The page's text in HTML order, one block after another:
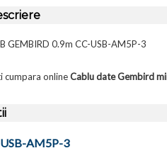
GEMBIRD 0.9m CC-USB-AM5P-3
cumpara onlineCablu date Gembird
AM5P-3